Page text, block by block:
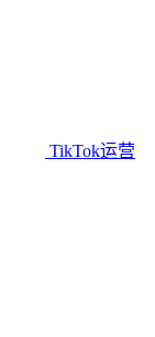
TikTok运营